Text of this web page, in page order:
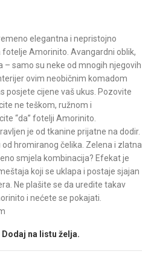
elegantna i nepristojno
fotelje Amorinito. Avangardni oblik,
– samo su neke od mnogih njegovih
ovim neobičnim komadom
posjete cijene vaš ukus. Pozovite
ne teškom, ružnom i
“da” fotelji Amorinito.
je od tkanine prijatne na dodir.
hromiranog čelika. Zelena i zlatna
smjela kombinacija? Efekat je
koji se uklapa i postaje sjajan
Ne plašite se da uredite takav
i nećete se pokajati.
Dodaj na listu želja.